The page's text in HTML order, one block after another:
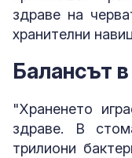
здраве на
хранителни
Балансът
"Храненето
здраве. В
трилиони